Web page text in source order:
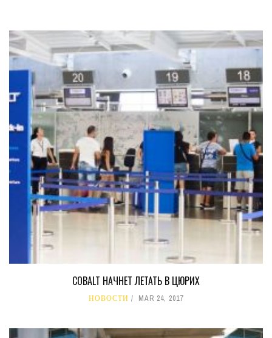
COBALT НАЧНЕТ ЛЕТАТЬ В ЦЮРИХ
НОВОСТИ MAR 24, 2017